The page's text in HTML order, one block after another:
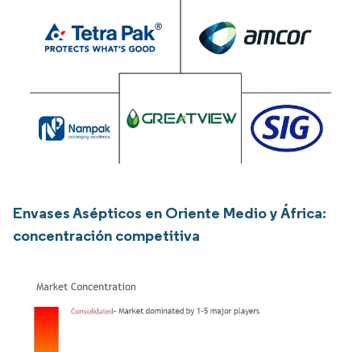
Envases Asépticos en Oriente Medio y África:
concentración competitiva